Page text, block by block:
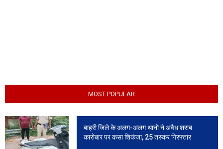
MOST POPULAR
बाहरी जिले के अलग-अलग थानो ने अवैध शराब
कारोबार पर कसा शिकंजा, 25 तस्कर गिरफ्तार